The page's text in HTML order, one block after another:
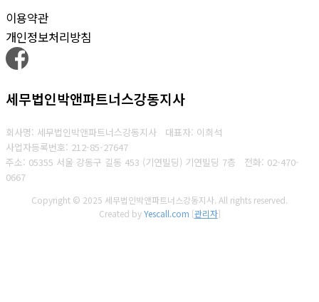
이용약관
개인정보처리방침
세무법인박앤파트너스강동지사
회사명: 세무법인박앤파트너스강동지사 대표자: 이희석
사업자등록번호: 212-85-27647
주소: 05355 서울 강동구 길동 453 (기연빌딩) 기연빌딩 7층 전화: 02-470-
0667
Copyright © 2025 세무법인박앤파트너스강동지사. All rights reserved.
Created byYescall.com [관리자]